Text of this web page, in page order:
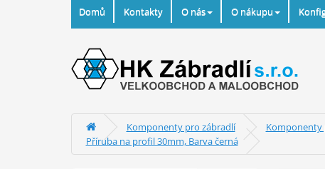
Domů Kontakty O nás O nákupu
Komponenty pro zábradlí Komponenty
Příruba na profil 30mm, Barva černá